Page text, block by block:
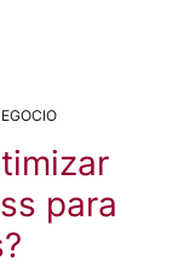
para